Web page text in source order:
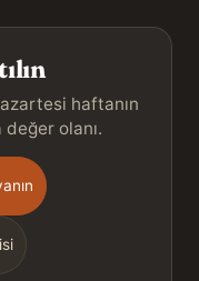
haftanın
olanı.